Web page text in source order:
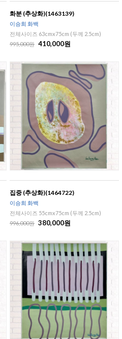
화분 (추상화)(1463139)
이승희 화백
전체사이즈 63cmx75cm (두께 2.5cm)
995,000원 410,000원
집중 (추상화)(1464722)
이승희 화백
전체사이즈 55cmx75cm (두께 2.5cm)
996,000원 380,000원